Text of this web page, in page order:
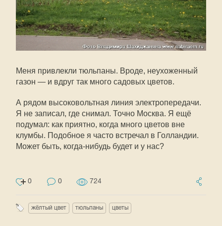
Меня привлекли тюльпаны. Вроде, неухоженный
газон — и вдруг так много садовых цветов.
А рядом высоковольтная линия электропередачи.
Я не записал, где снимал. Точно Москва. Я ещё
подумал: как приятно, когда много цветов вне
клумбы. Подобное я часто встречал в Голландии.
Может быть, когда-нибудь будет и у нас?
0 0 724
жёлтый цвет тюльпаны цветы